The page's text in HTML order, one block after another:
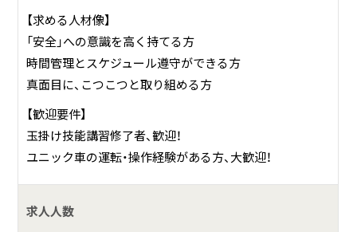
【求める人材像】
「安全」への意識を高く持てる方
時間管理とスケジュール遵守ができる方
真面目に、こつこつと取り組める方
【歓迎要件】
玉掛け技能講習修了者、歓迎！
ユニック車の運転・操作経験がある方、大歓迎！
求人人数